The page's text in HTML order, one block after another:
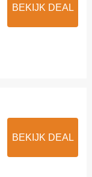
BEKIJK DEAL
BEKIJK DEAL